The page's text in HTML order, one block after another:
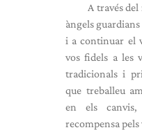
A través
àngels
i a continuar el
vos fidels a les
tradicionals i
que treballeu
en els canvis,
recompensa pels